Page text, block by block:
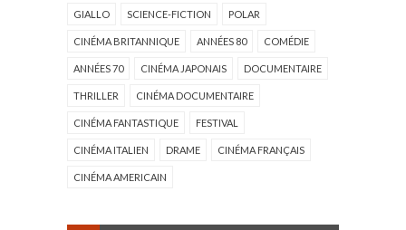
GIALLO SCIENCE-FICTION POLAR
CINÉMA BRITANNIQUE ANNÉES 80 COMÉDIE
ANNÉES 70 CINÉMA JAPONAIS DOCUMENTAIRE
THRILLER CINÉMA DOCUMENTAIRE
CINÉMA FANTASTIQUE FESTIVAL
CINÉMA ITALIEN DRAME CINÉMA FRANÇAIS
CINÉMA AMERICAIN